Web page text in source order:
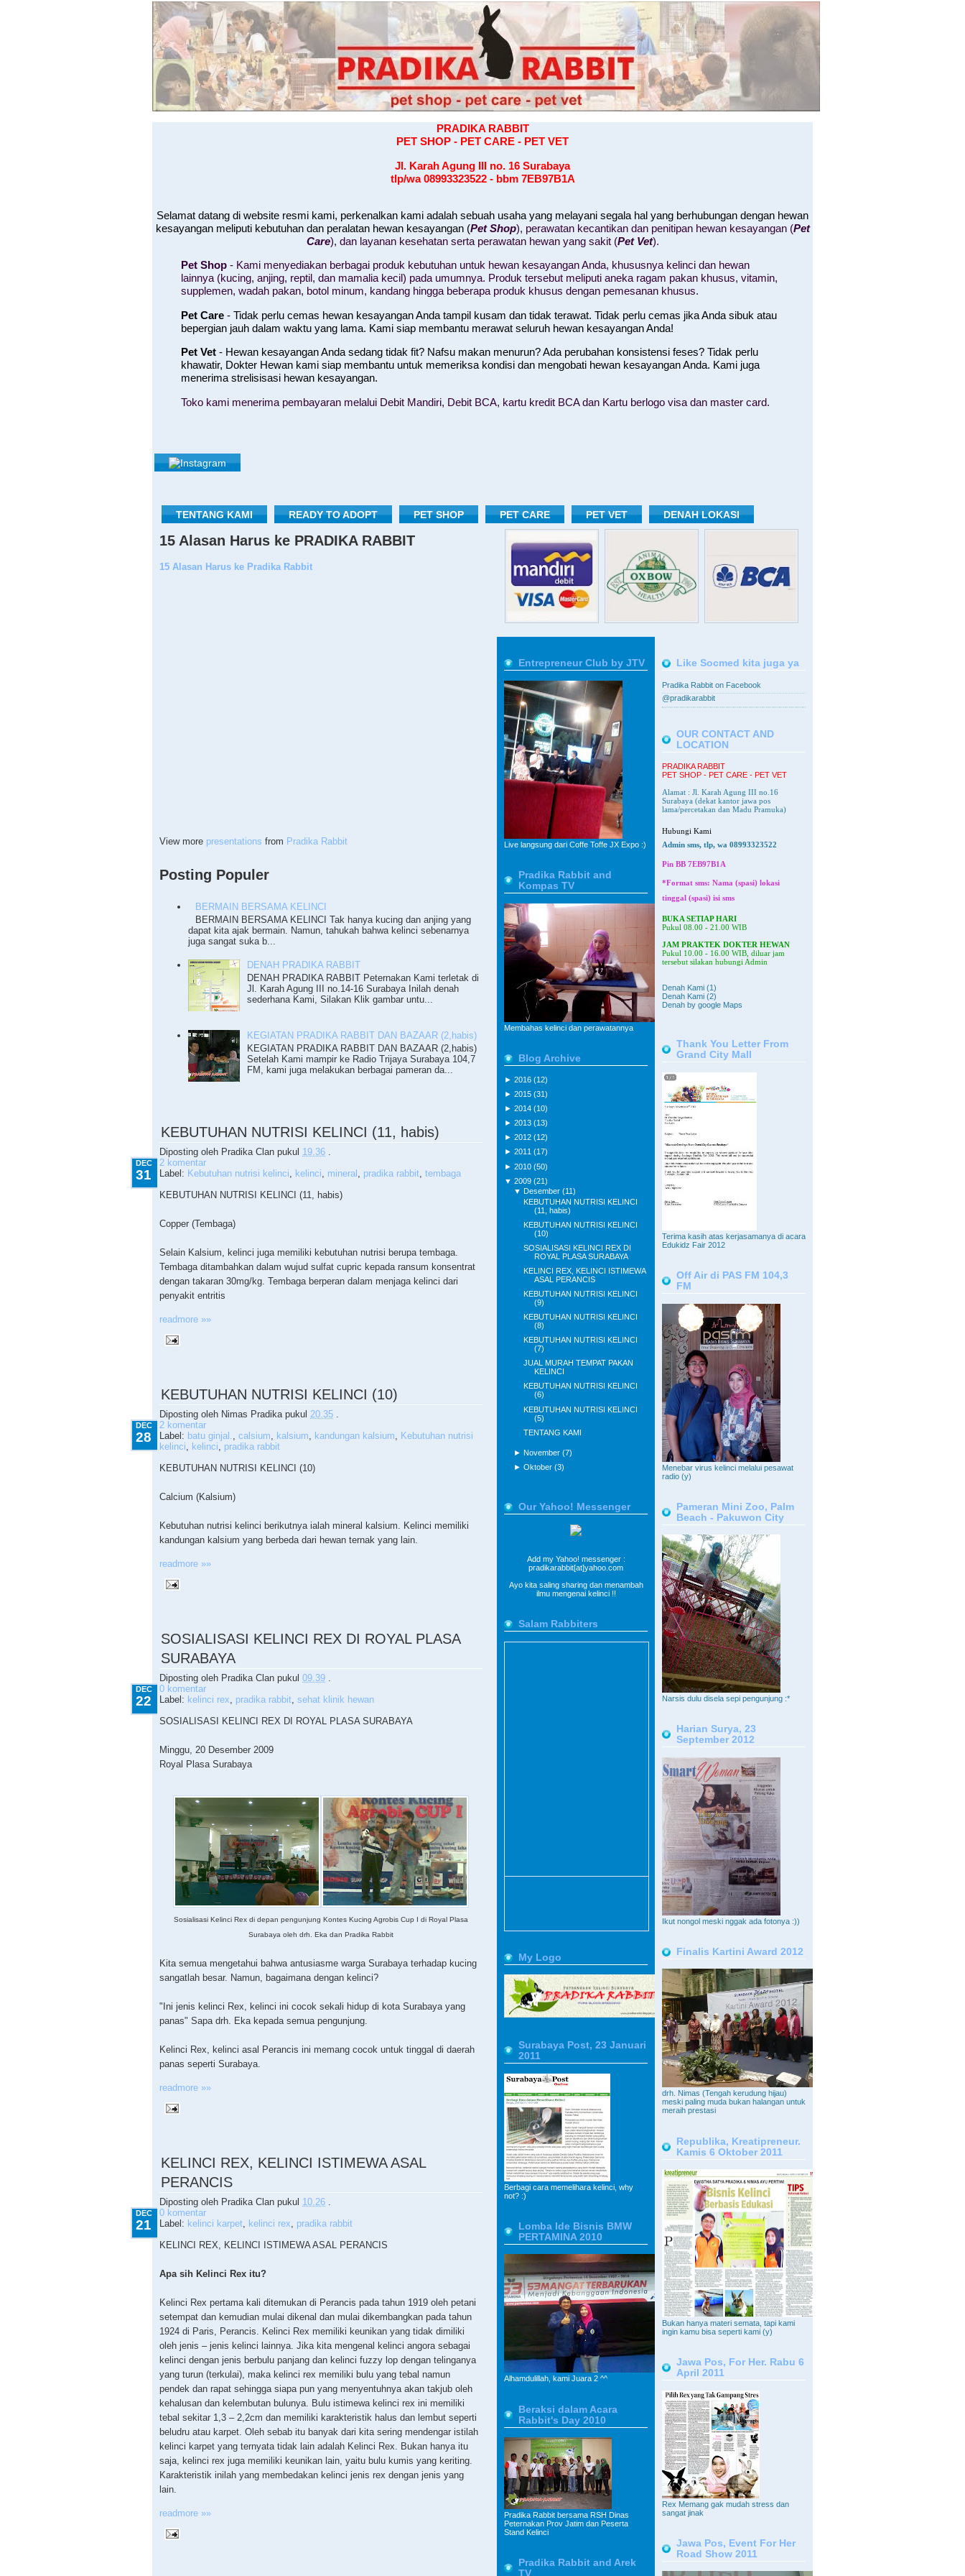
PRADIKA RABBIT
PET SHOP - PET CARE - PET VET
Jl. Karah Agung III no. 16 Surabaya
tlp/wa 08993323522 - bbm 7EB97B1A
Selamat datang di website resmi kami, perkenalkan kami adalah sebuah usaha yang melayani segala hal yang berhubungan dengan hewan
kesayangan meliputi kebutuhan dan peralatan hewan kesayangan (Pet Shop), perawatan kecantikan dan penitipan hewan kesayangan (Pet
Care), dan layanan kesehatan serta perawatan hewan yang sakit (Pet Vet).
Pet Shop - Kami menyediakan berbagai produk kebutuhan untuk hewan kesayangan Anda, khususnya kelinci dan hewan
lainnya (kucing, anjing, reptil, dan mamalia kecil) pada umumnya. Produk tersebut meliputi aneka ragam pakan khusus, vitamin,
supplemen, wadah pakan, botol minum, kandang hingga beberapa produk khusus dengan pemesanan khusus.
Pet Care - Tidak perlu cemas hewan kesayangan Anda tampil kusam dan tidak terawat. Tidak perlu cemas jika Anda sibuk atau
bepergian jauh dalam waktu yang lama. Kami siap membantu merawat seluruh hewan kesayangan Anda!
Pet Vet - Hewan kesayangan Anda sedang tidak fit? Nafsu makan menurun? Ada perubahan konsistensi feses? Tidak perlu
khawatir, Dokter Hewan kami siap membantu untuk memeriksa kondisi dan mengobati hewan kesayangan Anda. Kami juga
menerima strelisisasi hewan kesayangan.
Toko kami menerima pembayaran melalui Debit Mandiri, Debit BCA, kartu kredit BCA dan Kartu berlogo visa dan master card.
TENTANG KAMI READY TO ADOPT PET SHOP PET CARE PET VET DENAH LOKASI
15 Alasan Harus ke PRADIKA RABBIT
15 Alasan Harus ke Pradika Rabbit
View more presentations from Pradika Rabbit
Posting Populer
BERMAIN BERSAMA KELINCI
BERMAIN BERSAMA KELINCI Tak hanya kucing dan anjing yang
dapat kita ajak bermain. Namun, tahukah bahwa kelinci sebenarnya
juga sangat suka b...
DENAH PRADIKA RABBIT
DENAH PRADIKA RABBIT Peternakan Kami terletak di
Jl. Karah Agung III no.14-16 Surabaya Inilah denah
sederhana Kami, Silakan Klik gambar untu...
KEGIATAN PRADIKA RABBIT DAN BAZAAR (2,habis)
KEGIATAN PRADIKA RABBIT DAN BAZAAR (2,habis)
Setelah Kami mampir ke Radio Trijaya Surabaya 104,7
FM, kami juga melakukan berbagai pameran da...
KEBUTUHAN NUTRISI KELINCI (11, habis)
Diposting oleh Pradika Clan pukul 19.36
DEC
31
2 komentar
Label: Kebutuhan nutrisi kelinci kelinci mineral pradika rabbit tembaga
KEBUTUHAN NUTRISI KELINCI (11, habis)
Copper (Tembaga)
Selain Kalsium, kelinci juga memiliki kebutuhan nutrisi berupa tembaga.
Tembaga ditambahkan dalam wujud sulfat cupric kepada ransum konsentrat
dengan takaran 30mg/kg. Tembaga berperan dalam menjaga kelinci dari
penyakit entritis
readmore »»
KEBUTUHAN NUTRISI KELINCI (10)
Diposting oleh Nimas Pradika pukul 20.35
DEC
28
2 komentar
Label: batu ginjal. calsium kalsium kandungan kalsium
Kebutuhan nutrisi
kelinci
kelinci pradika rabbit
KEBUTUHAN NUTRISI KELINCI (10)
Calcium (Kalsium)
Kebutuhan nutrisi kelinci berikutnya ialah mineral kalsium. Kelinci memiliki
kandungan kalsium yang berbeda dari hewan ternak yang lain.
readmore »»
SOSIALISASI KELINCI REX DI ROYAL PLASA
SURABAYA
Diposting oleh Pradika Clan pukul 09.39 .
DEC
22
0 komentar
Label: kelinci rex, pradika rabbit, sehat klinik hewan
SOSIALISASI KELINCI REX DI ROYAL PLASA SURABAYA
Minggu, 20 Desember 2009
Royal Plasa Surabaya
Sosialisasi Kelinci Rex di depan pengunjung Kontes Kucing Agrobis Cup I di Royal Plasa
Surabaya oleh drh. Eka dan Pradika Rabbit
Kita semua mengetahui bahwa antusiasme warga Surabaya terhadap kucing
sangatlah besar. Namun, bagaimana dengan kelinci?
"Ini jenis kelinci Rex, kelinci ini cocok sekali hidup di kota Surabaya yang
panas" Sapa drh. Eka kepada semua pengunjung.
Kelinci Rex, kelinci asal Perancis ini memang cocok untuk tinggal di daerah
panas seperti Surabaya.
readmore »»
KELINCI REX, KELINCI ISTIMEWA ASAL
PERANCIS
Diposting oleh Pradika Clan pukul 10.26 .
DEC
21
0 komentar
Label: kelinci karpet, kelinci rex, pradika rabbit
KELINCI REX, KELINCI ISTIMEWA ASAL PERANCIS
Apa sih Kelinci Rex itu?
Kelinci Rex pertama kali ditemukan di Perancis pada tahun 1919 oleh petani
setempat dan kemudian mulai dikenal dan mulai dikembangkan pada tahun
1924 di Paris, Perancis. Kelinci Rex memiliki keunikan yang tidak dimiliki
oleh jenis – jenis kelinci lainnya. Jika kita mengenal kelinci angora sebagai
kelinci dengan jenis berbulu panjang dan kelinci fuzzy lop dengan telinganya
yang turun (terkulai), maka kelinci rex memiliki bulu yang tebal namun
pendek dan rapat sehingga siapa pun yang menyentuhnya akan takjub oleh
kehalusan dan kelembutan bulunya. Bulu istimewa kelinci rex ini memiliki
tebal sekitar 1,3 – 2,2cm dan memiliki karakteristik halus dan lembut seperti
beludru atau karpet. Oleh sebab itu banyak dari kita sering mendengar istilah
kelinci karpet yang ternyata tidak lain adalah Kelinci Rex. Bukan hanya itu
saja, kelinci rex juga memiliki keunikan lain, yaitu bulu kumis yang keriting.
Karakteristik inilah yang membedakan kelinci jenis rex dengan jenis yang
lain.
readmore »»
Like Socmed kita juga ya
Pradika Rabbit on Facebook
@pradikarabbit
OUR CONTACT AND
LOCATION
PRADIKA RABBIT
PET SHOP - PET CARE - PET VET
Alamat : Jl. Karah Agung III no.16
Surabaya (dekat kantor jawa pos
lama/percetakan dan Madu Pramuka)
Hubungi Kami
Admin sms, tlp, wa 08993323522
Pin BB 7EB97B1A
*Format sms: Nama (spasi) lokasi
tinggal (spasi) isi sms
BUKA SETIAP HARI
Pukul 08.00 - 21.00 WIB
JAM PRAKTEK DOKTER HEWAN
Pukul 10.00 - 16.00 WIB, diluar jam
tersebut silakan hubungi Admin
Denah Kami (1)
Denah Kami (2)
Denah by google Maps
Thank You Letter From
Grand City Mall
Terima kasih atas kerjasamanya di acara
Edukidz Fair 2012
Off Air di PAS FM 104,3
FM
Menebar virus kelinci melalui pesawat
radio (y)
Pameran Mini Zoo, Palm
Beach - Pakuwon City
Narsis dulu disela sepi pengunjung :*
Harian Surya, 23
September 2012
Ikut nongol meski nggak ada fotonya :))
Finalis Kartini Award 2012
drh. Nimas (Tengah kerudung hijau)
meski paling muda bukan halangan untuk
meraih prestasi
Republika, Kreatipreneur.
Kamis 6 Oktober 2011
Bukan hanya materi semata, tapi kami
ingin kamu bisa seperti kami (y)
Jawa Pos, For Her. Rabu 6
April 2011
Rex Memang gak mudah stress dan
sangat jinak
Jawa Pos, Event For Her
Road Show 2011
Entrepreneur Club by JTV
Live langsung dari Coffe Toffe JX Expo :)
Pradika Rabbit and
Kompas TV
Membahas kelinci dan perawatannya
Blog Archive
► 2016 (12)
► 2015 (31)
► 2014 (10)
► 2013 (13)
► 2012 (12)
► 2011 (17)
► 2010 (50)
▼ 2009 (21)
▼ Desember (11)
KEBUTUHAN NUTRISI KELINCI
(11, habis)
KEBUTUHAN NUTRISI KELINCI
(10)
SOSIALISASI KELINCI REX DI
ROYAL PLASA SURABAYA
KELINCI REX, KELINCI ISTIMEWA
ASAL PERANCIS
KEBUTUHAN NUTRISI KELINCI
(9)
KEBUTUHAN NUTRISI KELINCI
(8)
KEBUTUHAN NUTRISI KELINCI
(7)
JUAL MURAH TEMPAT PAKAN
KELINCI
KEBUTUHAN NUTRISI KELINCI
(6)
KEBUTUHAN NUTRISI KELINCI
(5)
TENTANG KAMI
► November (7)
► Oktober (3)
Our Yahoo! Messenger
Add my Yahoo! messenger :
pradikarabbit[at]yahoo.com
Ayo kita saling sharing dan menambah
ilmu mengenai kelinci !!
Salam Rabbiters
My Logo
Surabaya Post, 23 Januari
2011
Berbagi cara memelihara kelinci, why
not? :)
Lomba Ide Bisnis BMW
PERTAMINA 2010
Alhamdulillah, kami Juara 2 ^^
Beraksi dalam Acara
Rabbit's Day 2010
Pradika Rabbit bersama RSH Dinas
Peternakan Prov Jatim dan Peserta
Stand Kelinci
Pradika Rabbit and Arek
TV